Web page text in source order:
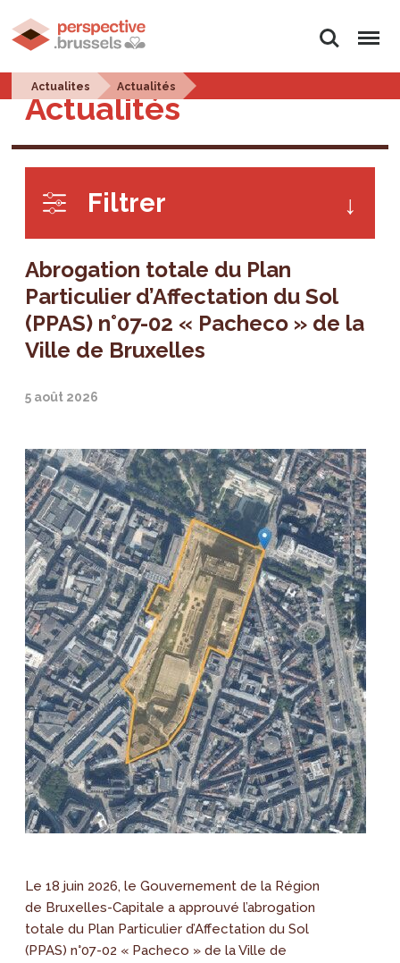
Rechercher
Menu
Actualites Actualités
Actualités
Filtrer
Abrogation totale du Plan
Particulier d’Affectation du Sol
(PPAS) n°07-02 « Pacheco » de la
Ville de Bruxelles
5 août 2026
Le 18 juin 2026, le Gouvernement de la Région
de Bruxelles-Capitale a approuvé l’abrogation
totale du Plan Particulier d’Affectation du Sol
(PPAS) n°07-02 « Pacheco » de la Ville de